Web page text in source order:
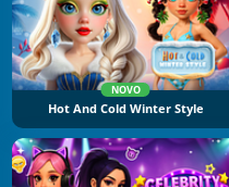
NOVO
Hot And Cold Winter Style